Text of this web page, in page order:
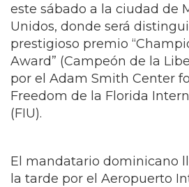
este sábado a la ciudad de
Unidos, donde será
prestigioso premio
Award” (Campeón de la
por el Adam Smith Center
Freedom de la Florida
(FIU).
El mandatario dominicano
la tarde por el Aeropuerto